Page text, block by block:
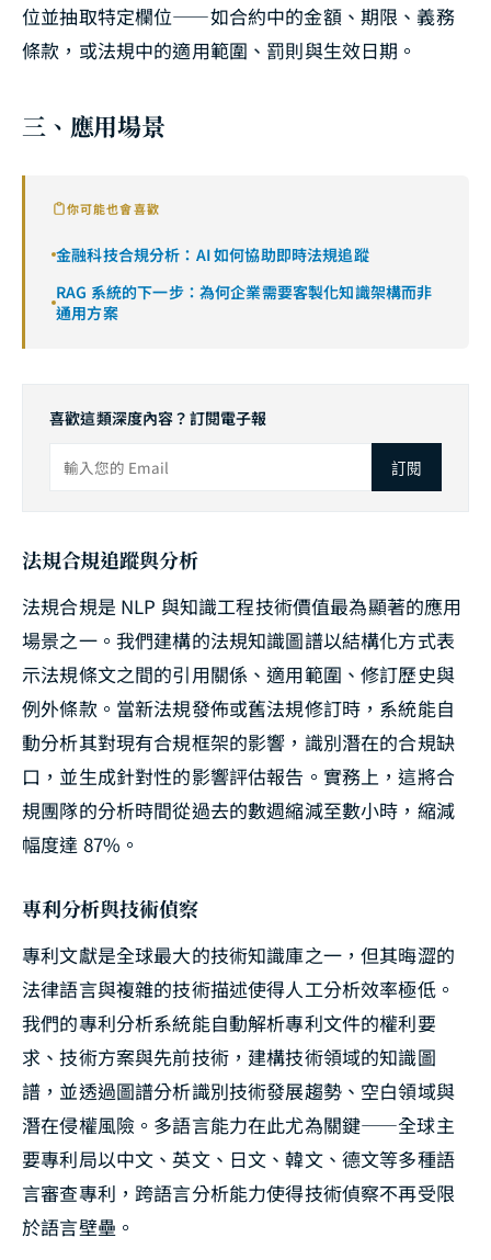
位並抽取特定欄位——如合約中的金額、期限、義務
條款，或法規中的適用範圍、罰則與生效日期。
三、應用場景
你可能也會喜歡
金融科技合規分析：AI 如何協助即時法規追蹤
RAG 系統的下一步：為何企業需要客製化知識架構而非
通用方案
喜歡這類深度內容？訂閱電子報
訂閱
法規合規追蹤與分析
法規合規是 NLP 與知識工程技術價值最為顯著的應用
場景之一。我們建構的法規知識圖譜以結構化方式表
示法規條文之間的引用關係、適用範圍、修訂歷史與
例外條款。當新法規發佈或舊法規修訂時，系統能自
動分析其對現有合規框架的影響，識別潛在的合規缺
口，並生成針對性的影響評估報告。實務上，這將合
規團隊的分析時間從過去的數週縮減至數小時，縮減
幅度達 87%。
專利分析與技術偵察
專利文獻是全球最大的技術知識庫之一，但其晦澀的
法律語言與複雜的技術描述使得人工分析效率極低。
我們的專利分析系統能自動解析專利文件的權利要
求、技術方案與先前技術，建構技術領域的知識圖
譜，並透過圖譜分析識別技術發展趨勢、空白領域與
潛在侵權風險。多語言能力在此尤為關鍵——全球主
要專利局以中文、英文、日文、韓文、德文等多種語
言審查專利，跨語言分析能力使得技術偵察不再受限
於語言壁壘。